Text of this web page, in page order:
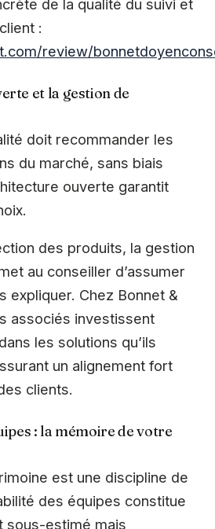
de la qualité du suivi et
:
review/
et la gestion de
doit recommander les
du marché, sans biais
ouverte garantit
des produits, la gestion
au conseiller d’assumer
expliquer. Chez Bonnet &
associés investissent
les solutions qu’ils
un alignement fort
clients.
: la mémoire de votre
est une discipline de
des équipes constitue
sous-estimé mais